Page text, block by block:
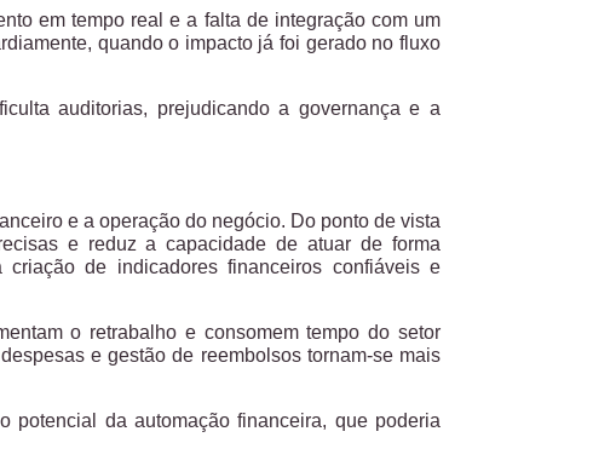
em tempo real e a falta de integração com um
quando o impacto já foi gerado no fluxo
auditorias, prejudicando a governança e a
e a operação do negócio. Do ponto de vista
e reduz a capacidade de atuar de forma
de indicadores financeiros confiáveis e
o retrabalho e consomem tempo do setor
e gestão de reembolsos tornam-se mais
potencial da automação financeira, que poderia